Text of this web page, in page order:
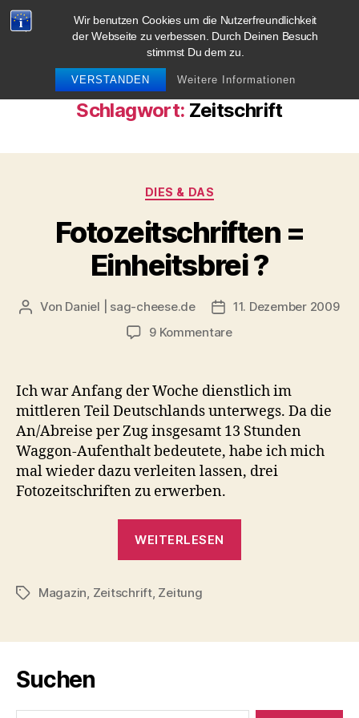
Wir benutzen Cookies um die Nutzerfreundlichkeit
der Webseite zu verbessen. Durch Deinen Besuch
stimmst Du dem zu.
VERSTANDEN Weitere Informationen
blog.sag-cheese.de
Schlagwort: Zeitschrift
Kategorien
DIES & DAS
Fotozeitschriften =
Einheitsbrei ?
Beitragsautor
Von Daniel | sag-cheese.de Beitragsdatum
11. Dezember 2009
9 Kommentarezu
Einheitsbrei
Ich war Anfang der Woche dienstlich im
mittleren Teil Deutschlands unterwegs. Da die
An/Abreise per Zug insgesamt 13 Stunden
Waggon-Aufenthalt bedeutete, habe ich mich
mal wieder dazu verleiten lassen, drei
Fotozeitschriften zu erwerben.
WEITERLESEN
Schlagwörter
Magazin, Zeitschrift, Zeitung
Suchen